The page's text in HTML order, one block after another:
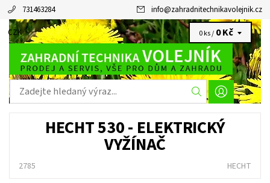
731463284 info@zahradnitechnikavolejnik.cz
CZK 0 ks / 0 Kč
HECHT 530 - ELEKTRICKÝ
VYŽÍNAČ
2785 HECHT